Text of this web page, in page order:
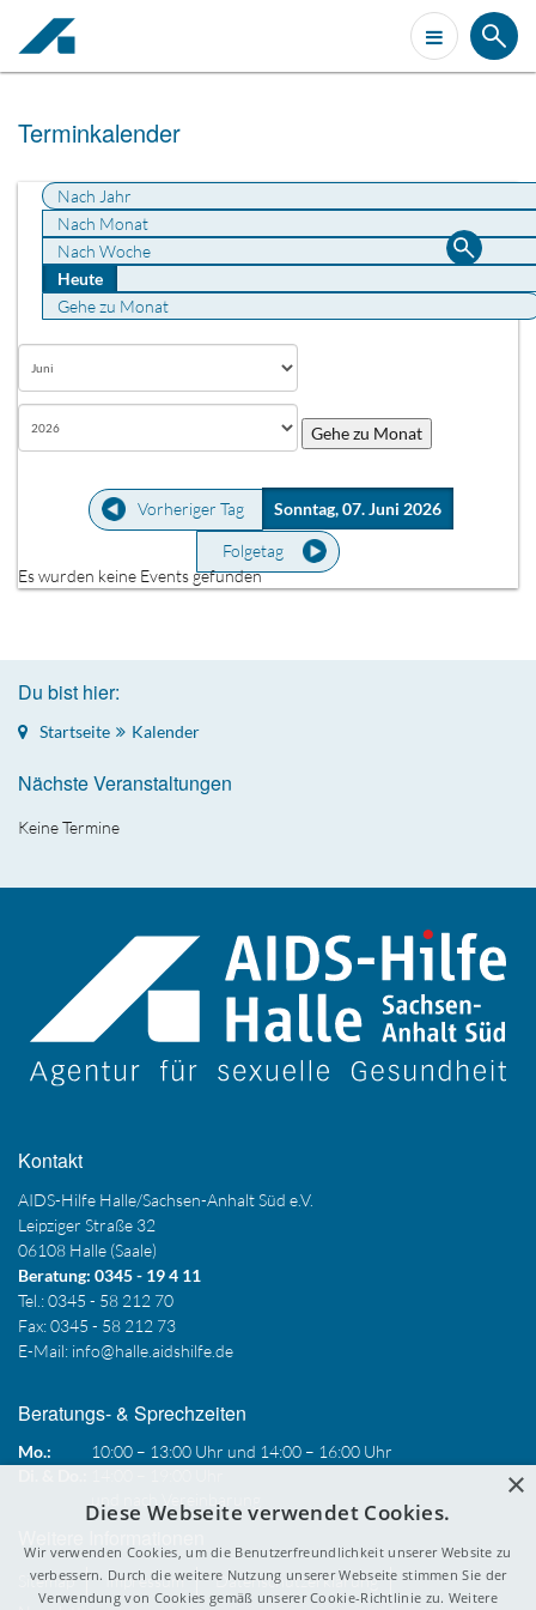
Terminkalender
Nach Jahr
Nach Monat
Nach Woche
Heute
Gehe zu Monat
Gehe zu Monat
Vorheriger Tag Sonntag, 07. Juni 2026
Folgetag
Es wurden keine Events gefunden
Du bist hier:
Startseite Kalender
Nächste Veranstaltungen
Keine Termine
Kontakt
AIDS-Hilfe Halle/Sachsen-Anhalt Süd e.V.
Leipziger Straße 32
06108 Halle (Saale)
Beratung: 0345 - 19 4 11
Tel.: 0345 - 58 212 70
Fax: 0345 - 58 212 73
E-Mail: info@halle.aidshilfe.de
Beratungs- & Sprechzeiten
Mo.:
10:00 – 13:00 Uhr und 14:00 – 16:00 Uhr
Sitemap Impressum
Datenschutzerklärung
×
Diese Webseite verwendet Cookies.
Wir verwenden Cookies, um die Benutzerfreundlichkeit unserer Website zu
verbessern. Durch die weitere Nutzung unserer Webseite stimmen Sie der
Verwendung von Cookies gemäß unserer Cookie-Richtlinie zu. Weitere